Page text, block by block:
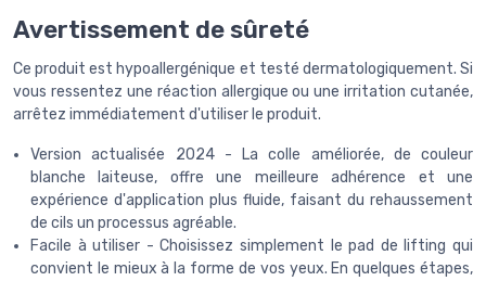
Avertissement de sûreté
Ce produit est hypoallergénique et testé dermatologiquement. Si
vous ressentez une réaction allergique ou une irritation cutanée,
arrêtez immédiatement d'utiliser le produit.
Version actualisée 2024 - La colle améliorée, de couleur
blanche laiteuse, offre une meilleure adhérence et une
expérience d'application plus fluide, faisant du rehaussement
de cils un processus agréable.
Facile à utiliser - Choisissez simplement le pad de lifting qui
convient le mieux à la forme de vos yeux. En quelques étapes,